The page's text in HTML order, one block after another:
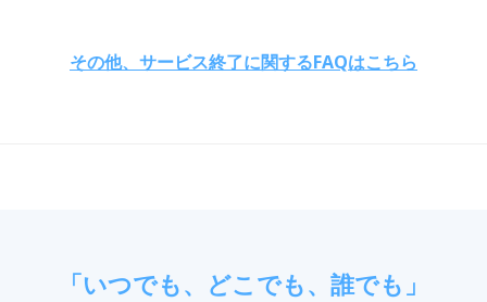
その他、サービス終了に関するFAQはこちら
「いつでも、どこでも、誰でも」